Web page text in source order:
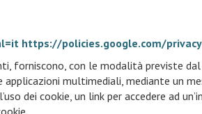
https://policies.google.com/
forniscono, con le modalità previste dal
multimediali, mediante un
dei cookie, un link per accedere ad